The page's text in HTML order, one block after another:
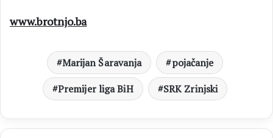
www.brotnjo.ba
Marijan Šaravanja
pojačanje
Premijer liga BiH
SRK Zrinjski